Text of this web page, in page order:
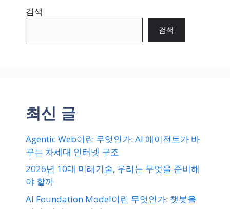
검색
검색
최신 글
Agentic Web이란 무엇인가: AI 에이전트가 바
꾸는 차세대 인터넷 구조
2026년 10대 미래기술, 우리는 무엇을 준비해
야 할까
AI Foundation Model이란 무엇인가: 챗봇을